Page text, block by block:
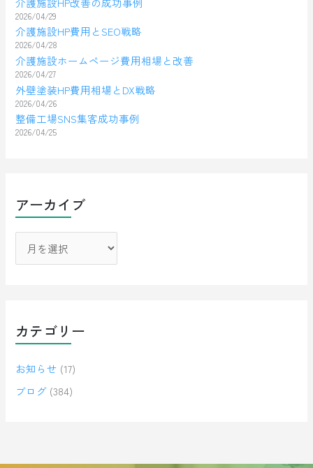
2026/04/29
介護施設HP費用とSEO戦略
2026/04/28
介護施設ホームページ費用相場と改善
2026/04/27
外壁塗装HP費用相場とDX戦略
2026/04/26
整備工場SNS集客成功事例
2026/04/25
アーカイブ
カテゴリー
お知らせ (17)
ブログ (384)